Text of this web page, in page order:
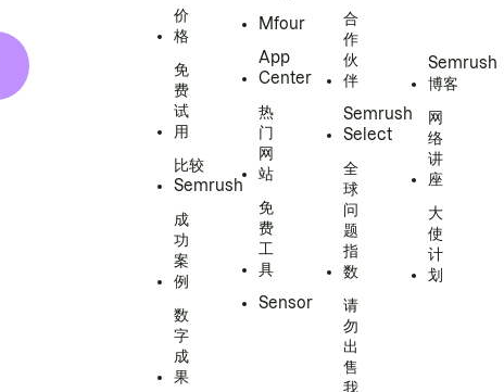
价
格
免
费
试
用
比较
Semrush
成
功
案
例
数
字
成
果
Mfour
App
Center
热
门
网
站
免
费
工
具
Sensor
合
作
伙
伴
Semrush
Select
全
球
问
题
指
数
请
勿
出
售
我
Semrush
博客
网
络
讲
座
大
使
计
划